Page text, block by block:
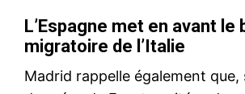
Insight Publications
À propos